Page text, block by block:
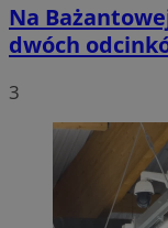
Na
dwóch
3